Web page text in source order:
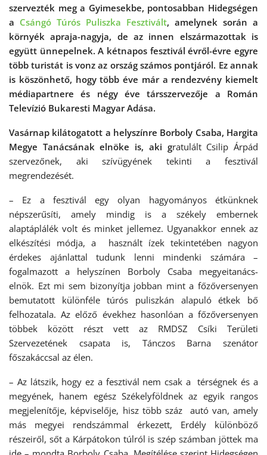
szervezték meg a Gyimesekbe, pontosabban Hidegségen
a Csángó Túrós Puliszka Fesztivált, amelynek során a
környék apraja-nagyja, de az innen elszármazottak is
együtt ünnepelnek. A kétnapos fesztivál évről-évre egyre
több turistát is vonz az ország számos pontjáról. Ez annak
is köszönhető, hogy több éve már a rendezvény kiemelt
médiapartnere és négy éve társszervezője a Román
Televízió Bukaresti Magyar Adása.
Vasárnap kilátogatott a helyszínre Borboly Csaba, Hargita
Megye Tanácsának elnöke is, aki gratulált Csilip Árpád
szervezőnek, aki szívügyének tekinti a fesztivál
megrendezését.
– Ez a fesztivál egy olyan hagyományos étkünknek
népszerűsíti, amely mindig is a székely embernek
alaptáplálék volt és minket jellemez. Ugyanakkor ennek az
elkészítési módja, a használt ízek tekintetében nagyon
érdekes ajánlattal tudunk lenni mindenki számára –
fogalmazott a helyszínen Borboly Csaba megyeitanács-
elnök. Ezt mi sem bizonyítja jobban mint a főzőversenyen
bemutatott különféle túrós puliszkán alapuló étkek bő
felhozatala. Az előző évekhez hasonlóan a főzőversenyen
többek között részt vett az RMDSZ Csíki Területi
Szervezetének csapata is, Tánczos Barna szenátor
főszakáccsal az élen.
– Az látszik, hogy ez a fesztivál nem csak a térségnek és a
megyének, hanem egész Székelyföldnek az egyik rangos
megjelenítője, képviselője, hisz több száz autó van, amely
más megyei rendszámmal érkezett, Erdély különböző
részeiről, sőt a Kárpátokon túlról is szép számban jöttek ma